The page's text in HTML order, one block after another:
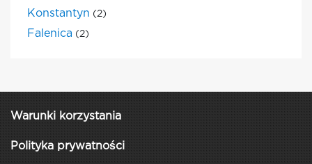
Konstantyn (2)
Falenica (2)
Warunki korzystania
Polityka prywatności